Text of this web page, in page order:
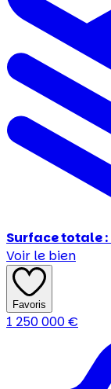
Surface totale :
Voir le bien
Favoris
1 250 000€